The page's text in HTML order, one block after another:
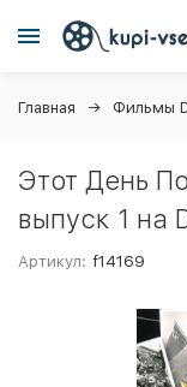
Главная Фильмы
Этот День
выпуск 1 на
Артикул: f14169